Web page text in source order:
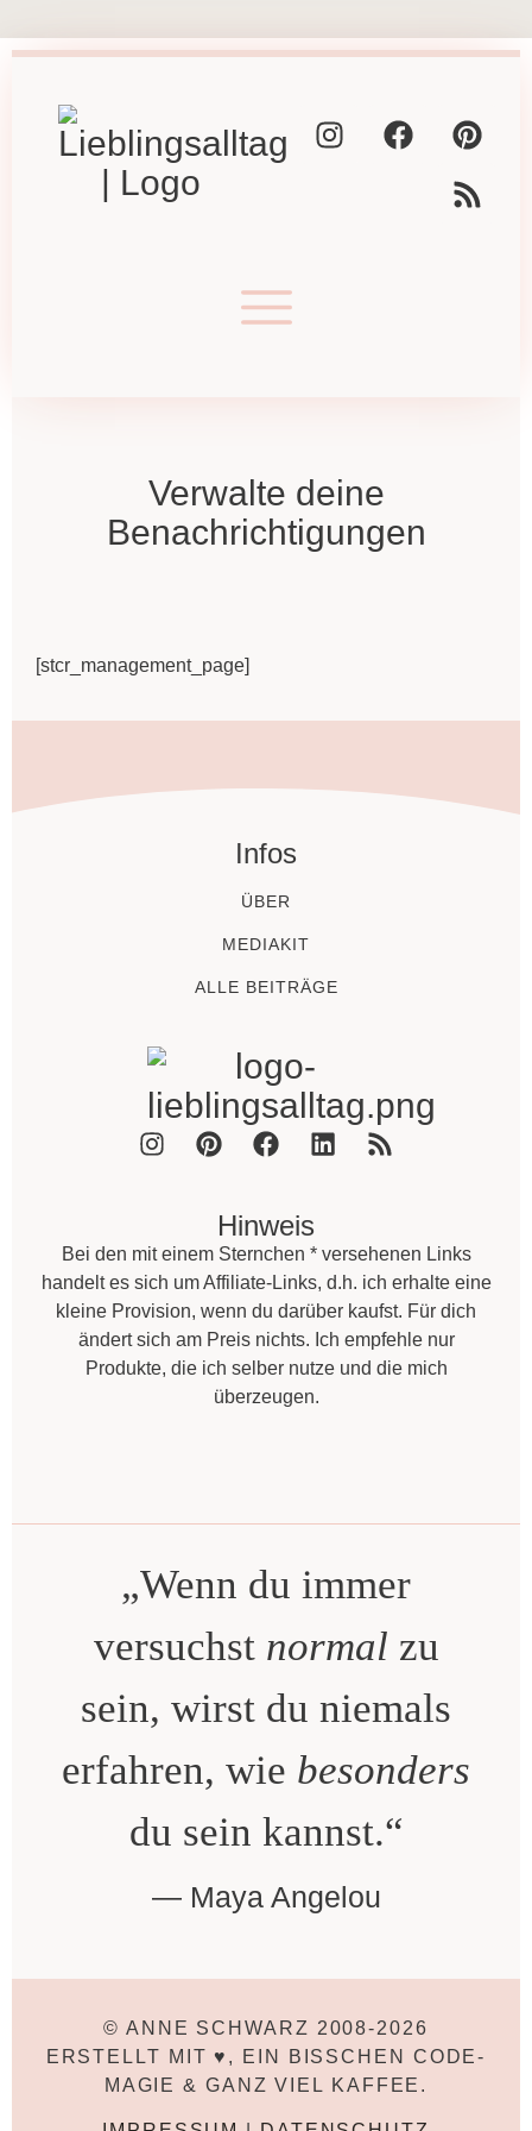
Verwalte deine
Benachrichtigungen
[stcr_management_page]
Infos
ÜBER
MEDIAKIT
ALLE BEITRÄGE
Hinweis
Bei den mit einem Sternchen * versehenen Links
handelt es sich um Affiliate-Links, d.h. ich erhalte eine
kleine Provision, wenn du darüber kaufst. Für dich
ändert sich am Preis nichts. Ich empfehle nur
Produkte, die ich selber nutze und die mich
überzeugen.
„Wenn du immer
versuchst normal zu
sein, wirst du niemals
erfahren, wie besonders
du sein kannst.“
Maya Angelou
© ANNE SCHWARZ 2008-2026
ERSTELLT MIT ♥, EIN BISSCHEN CODE-
MAGIE & GANZ VIEL KAFFEE.